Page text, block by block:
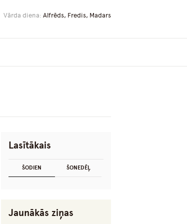
Vārda diena: Alfrēds, Fredis, Madars
Lasītākais
ŠODIEN ŠONEDĒĻ
Jaunākās ziņas